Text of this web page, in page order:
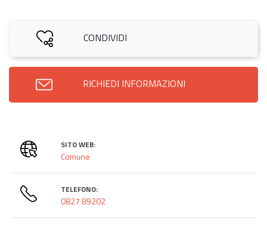
CONDIVIDI
RICHIEDI INFORMAZIONI
SITO WEB:
Comune
TELEFONO:
0827 89202